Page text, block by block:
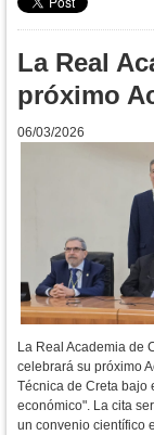
La Real
próximo
06/03/2026
La Real Academia de
celebrará su próximo
Técnica de Creta bajo
económico". La cita
un convenio científico